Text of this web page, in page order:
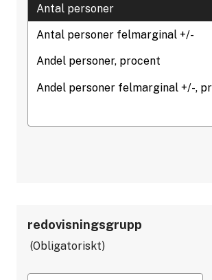
redovisningsgrupp
Obligatoriskt